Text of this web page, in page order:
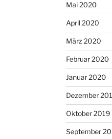
Mai 2020
April 2020
März 2020
Februar 2020
Januar 2020
Dezember
Oktober 2019
September